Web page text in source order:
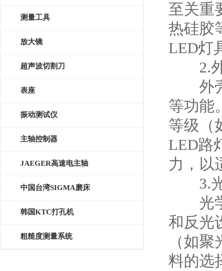
测量工具
放大镜
超声波切割刀
表座
振动测试仪
主轴控制器
JAEGER高速电主轴
中国台湾SIGMA磨床
韩国KTC打孔机
粗糙度测量系统
至关重
热硅胶
LED灯
2.外
外壳
等功能
等级（
LED路
力，以
3.光
光学
和反光
（如
料的选